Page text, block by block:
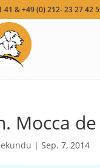
41 & +49 (0) 212- 23 27 42
Mocca
ekundu |Sep. 7, 2014